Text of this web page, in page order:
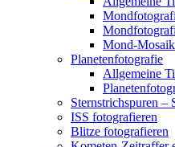
Mond-
Planetenfotografie
Allgemeine
Sternstrichspuren –
ISS fotografieren
Blitze fotografieren